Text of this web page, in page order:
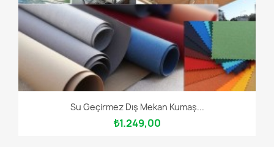
Su Geçirmez Dış Mekan Kumaş...
₺1.249,00